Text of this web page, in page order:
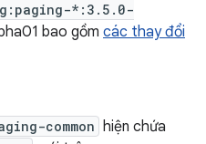
*:3.5.0-
bao gồm các thay đổi
common hiện chứa